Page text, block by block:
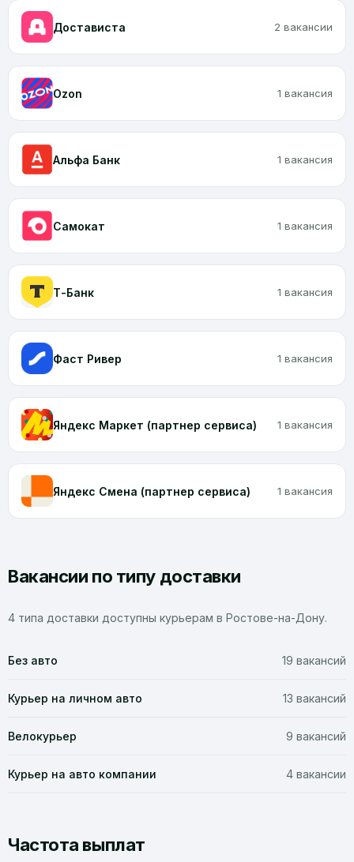
Достависта 2 вакансии
Ozon 1 вакансия
Альфа Банк 1 вакансия
Самокат 1 вакансия
Т-Банк 1 вакансия
Фаст Ривер 1 вакансия
Яндекс Маркет (партнер сервиса) 1 вакансия
Яндекс Смена (партнер сервиса) 1 вакансия
Вакансии по типу доставки
4 типа доставки доступны курьерам в Ростове-на-Дону.
Без авто 19 вакансий
Курьер на личном авто 13 вакансий
Велокурьер 9 вакансий
Курьер на авто компании 4 вакансии
Частота выплат